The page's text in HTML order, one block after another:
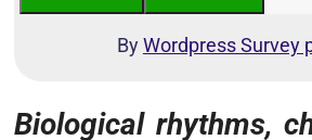
ByWordpress Survey
Biological rhythms,